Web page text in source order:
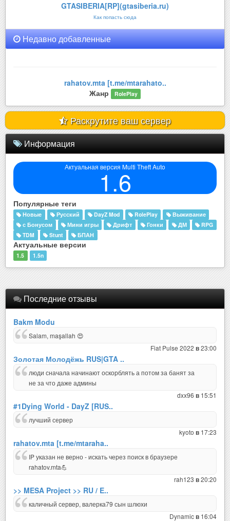
GTASIBERIA[RP](gtasiberia.ru)
Как попасть сюда
Недавно добавленные
rahatov.mta [t.me/mtarahato..
Жанр
RolePlay
Раскрутите ваш сервер
Информация
Актуальная версия Multi Theft Auto
1.6
Популярные теги
Новые Русский DayZ Mod RolePlay
Выживание
с Бонусом
Мини игры Дрифт Гонки ДМ
RPG
TDM
Stunt БПАН
Актуальные версии
1.5 1.5n
Последние отзывы
Bakm Modu
Salam, maşallah 😍
Fiat Pulse 2022 в23:00
Золотая Молодёжь RUS|GTA ..
люди сначала начинают оскорблять а потом за банят за
не за что даже админы
dxx96 в 15:51
#1Dying World - DayZ [RUS..
лучший сервер
kyoto в 17:23
rahatov.mta [t.me/mtaraha..
IP указан не верно - искать через поиск в браузере
rahatov.mta💪
rah123 в20:20
>> MESA Project >> RU / E..
каличный сервер, валерка79 сын шлюхи
Dynamicв 16:04